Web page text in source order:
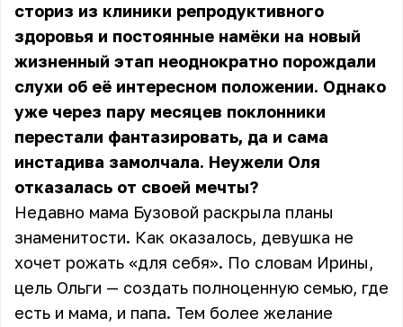
сториз из клиники репродуктивного
здоровья и постоянные намёки на новый
жизненный этап неоднократно порождали
слухи об её интересном положении. Однако
уже через пару месяцев поклонники
перестали фантазировать, да и сама
инстадива замолчала. Неужели Оля
отказалась от своей мечты?
Недавно мама Бузовой раскрыла планы
знаменитости. Как оказалось, девушка не
хочет рожать «для себя». По словам Ирины,
цель Ольги — создать полноценную семью, где
есть и мама, и папа. Тем более желание